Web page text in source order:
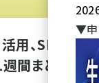
用、SEOや
間まとめ】
▼申